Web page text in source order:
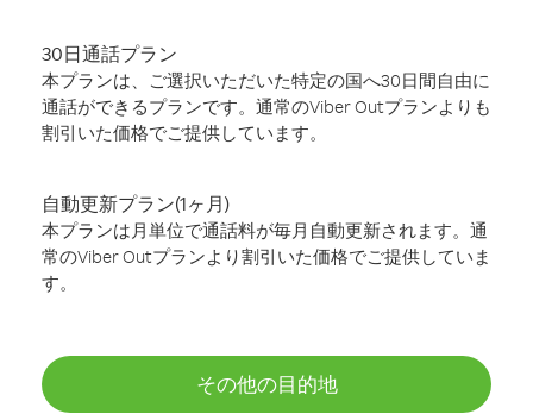
30日通話プラン
本プランは、ご選択いただいた特定の国へ30日間自由に
通話ができるプランです。通常のViber Outプランよりも
割引いた価格でご提供しています。
自動更新プラン(1ヶ月)
本プランは月単位で通話料が毎月自動更新されます。通
常のViber Outプランより割引いた価格でご提供していま
す。
その他の目的地